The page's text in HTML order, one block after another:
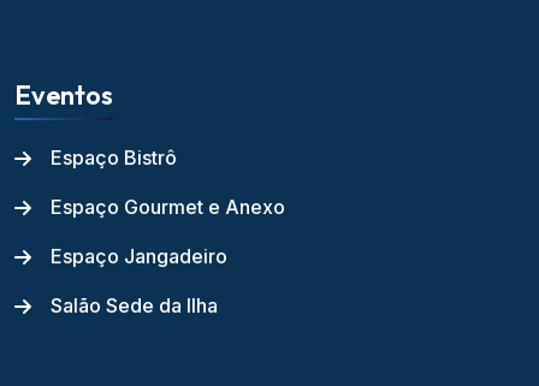
Eventos
Espaço Bistrô
Espaço Gourmet e Anexo
Espaço Jangadeiro
Salão Sede da Ilha